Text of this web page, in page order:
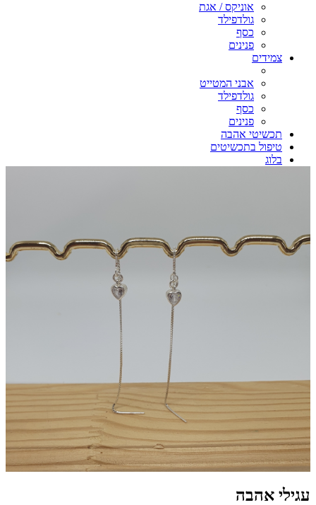
אוניקס / אגת
גולדפילד
כסף
פנינים
צמידים
אבני המטייט
גולדפילד
כסף
פנינים
תכשיטי אהבה
טיפול בתכשיטים
בלוג
עגילי אהבה